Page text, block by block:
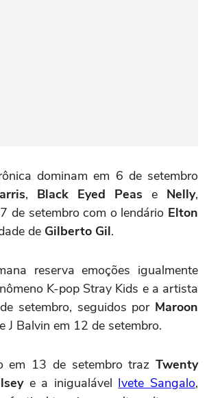
dominam em 6 de setembro
, Black Eyed Peas e Nelly,
de setembro com o lendário Elton
de Gilberto Gil.
reserva emoções igualmente
K-pop Stray Kids e a artista
setembro, seguidos por Maroon
J Balvin em 12 de setembro.
em 13 de setembro traz Twenty
e a inigualável Ivete Sangalo,